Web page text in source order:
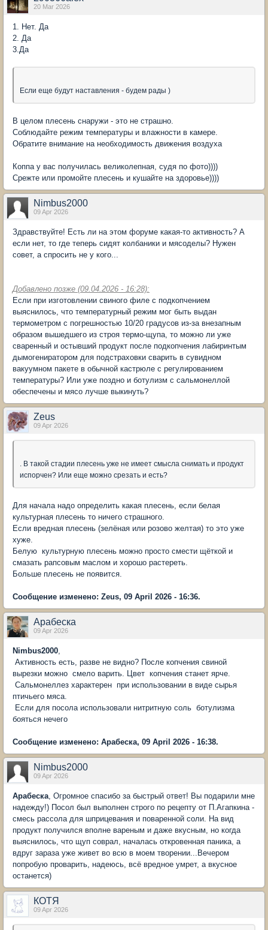
20 Mar 2026
1. Нет. Да
2. Да
3.Да
Если еще будут наставления - будем рады )
В целом плесень снаружи - это не страшно.
Соблюдайте режим температуры и влажности в камере.
Обратите внимание на необходимость движения воздуха
Коппа у вас получилась великолепная, судя по фото))))
Срежте или промойте плесень и кушайте на здоровье))))
Nimbus2000
09 Apr 2026
Здравствуйте! Есть ли на этом форуме какая-то активность? А
если нет, то где теперь сидят колбаники и мясоделы? Нужен
совет, а спросить не у кого...
Добавлено позже (09.04.2026 - 16:28):
Если при изготовлении свиного филе с подкопчением
выяснилось, что температурный режим мог быть выдан
термометром с погрешностью 10/20 градусов из-за внезапным
образом вышедшего из строя термо-щупа, то можно ли уже
сваренный и остывший продукт после подкопчения лабиринтым
дымогениратором для подстраховки сварить в сувидном
вакуумном пакете в обычной кастрюле с регулированием
температуры? Или уже поздно и ботулизм с сальмонеллой
обеспечены и мясо лучше выкинуть?
Zeus
09 Apr 2026
. В такой стадии плесень уже не имеет смысла снимать и продукт
испорчен? Или еще можно срезать и есть?
Для начала надо определить какая плесень, если белая
культурная плесень то ничего страшного.
Если вредная плесень (зелёная или розово желтая) то это уже
хуже.
Белую культурную плесень можно просто смести щёткой и
смазать рапсовым маслом и хорошо растереть.
Больше плесень не появится.
Сообщение изменено: Zeus, 09 April 2026 - 16:36.
Арабеска
09 Apr 2026
Nimbus2000
Активность есть, разве не видно? После копчения свиной
вырезки можно смело варить. Цвет копчения станет ярче.
Сальмонеллез характерен при использовании в виде сырья
птичьего мяса.
Если для посола использовали нитритную соль ботулизма
бояться нечего
Сообщение изменено: Арабеска, 09 April 2026 - 16:38.
Nimbus2000
09 Apr 2026
Арабеска , Огромное спасибо за быстрый ответ! Вы подарили мне
надежду!) Посол был выполнен строго по рецепту от П.Агапкина -
смесь рассола для шприцевания и поваренной соли. На вид
продукт получился вполне вареным и даже вкусным, но когда
выяснилось, что щуп соврал, началась откровенная паника, а
вдруг зараза уже живет во всю в моем творении...Вечером
попробую проварить, надеюсь, всё вредное умрет, а вкусное
останется)
КОТЯ
09 Apr 2026